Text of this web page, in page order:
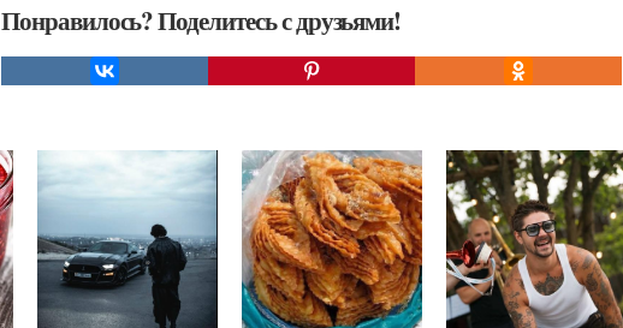
Понравилось? Поделитесь с друзьями!